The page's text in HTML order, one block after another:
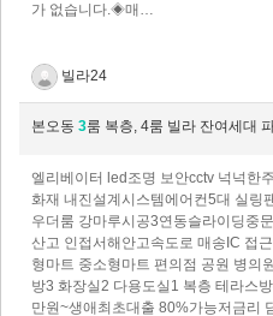
가 없습니다.◈매…
빌라24
본오동 3룸 복층, 4룸 빌라 잔여세대
엘리베이터 led조명 보안cctv 넉넉한
화재 내진설계시스템에어컨5대 실링
우더룸 강마루시공3연동슬라이딩중
산고 인접서해안고속도로 매송IC 접
형마트 중소형마트 편의점 공원 병의
방3 화장실2 다용도실1 복층 테라스
만원~생애최초대출 80%가능저금리